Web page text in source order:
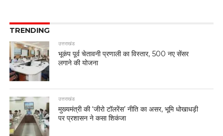
TRENDING
उत्तराखंड
भूकंप पूर्व चेतावनी प्रणाली का विस्तार, 500 नए सेंसर
लगाने की योजना
उत्तराखंड
मुख्यमंत्री की ‘जीरो टॉलरेंस’ नीति का असर, भूमि धोखाधड़ी
पर प्रशासन ने कसा शिकंजा